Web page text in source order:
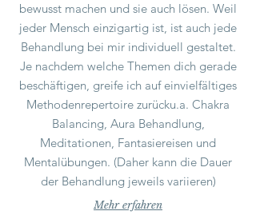
bewusst machen und sie auch lösen. Weil
jeder Mensch einzigartig ist, ist auch jede
Behandlung bei mir individuell gestaltet.
Je nachdem welche Themen dich gerade
beschäftigen, greife ich auf einvielfältiges
Methodenrepertoire zurücku.a. Chakra
Balancing, Aura Behandlung,
Meditationen, Fantasiereisen und
Mentalübungen. (Daher kann die Dauer
der Behandlung jeweils variieren)
Mehr erfahren